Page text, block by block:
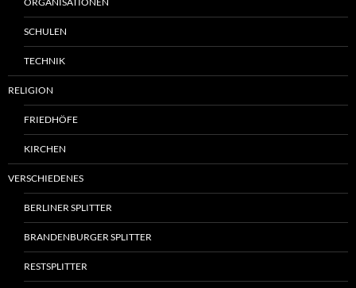
SCHULEN
TECHNIK
RELIGION
FRIEDHÖFE
KIRCHEN
VERSCHIEDENES
BERLINER SPLITTER
BRANDENBURGER SPLITTER
RESTSPLITTER